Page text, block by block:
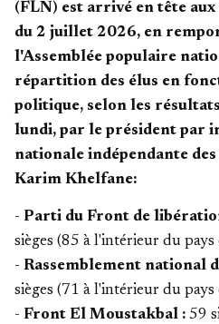
(FLN) est arrivé en tête
du 2 juillet 2026, en
l'Assemblée populaire
répartition des élus en
politique, selon les
lundi, par le président par
nationale indépendante
Karim Khelfane:
- Parti du Front de
sièges (85 à l'intérieur du pays
- Rassemblement national
sièges (71 à l'intérieur du pays
- Front El Moustakbal : 59